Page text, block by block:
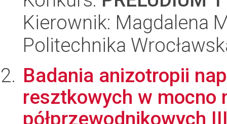
Kierownik: Magdalena
Politechnika
Badania anizotropii
resztkowych w mocno
półprzewodnikowych